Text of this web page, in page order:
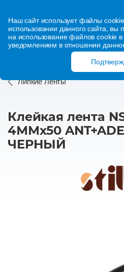
Наш сайт использует файлы
использовании данного сайта, вы
на использование файлов cookie
уведомлением в отношении
Липкие Ленты
Клейкая лента
4ММх50
ЧЕРНЫЙ